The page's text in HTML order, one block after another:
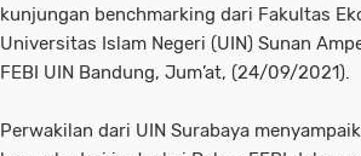
kunjungan benchmarking dari Fakultas
Universitas Islam Negeri (UIN) Sunan
FEBI UIN Bandung, Jum’at, (24/09/2021).
Perwakilan dari UIN Surabaya